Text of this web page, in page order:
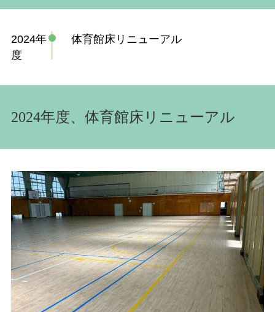
2024年
度
体育館床リニューアル
2024年度、体育館床リニューアル